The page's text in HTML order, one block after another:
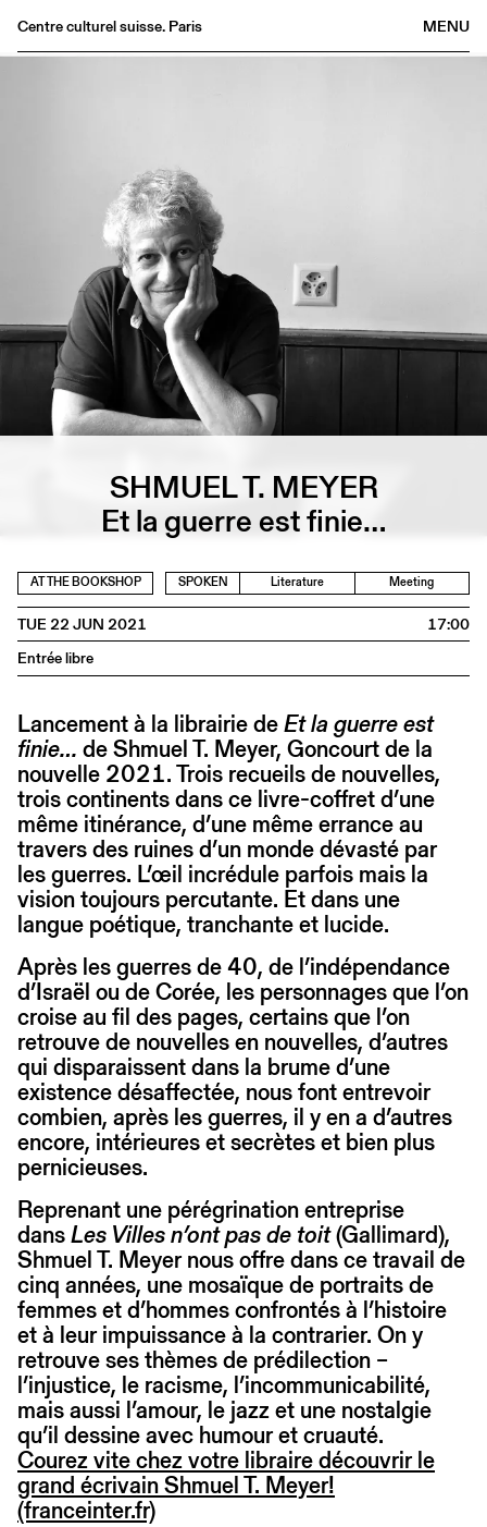
MENU
Centre culturel suisse. Paris
SHMUEL T. MEYER
Et la guerre est finie…
AT THE BOOKSHOP SPOKEN Literature Meeting
TUE 22 JUN 2021
17:00
Entrée libre
Lancement à la librairie deEt la guerre est
finie… de Shmuel T. Meyer, Goncourt de la
nouvelle 2021. Trois recueils de nouvelles,
trois continents dans ce livre-coffret d’une
même itinérance, d’une même errance au
travers des ruines d’un monde dévasté par
les guerres. L’œil incrédule parfois mais la
vision toujours percutante. Et dans une
langue poétique, tranchante et lucide.
Après les guerres de 40, de l’indépendance
d’Israël ou de Corée, les personnages que l’on
croise au fil des pages, certains que l’on
retrouve de nouvelles en nouvelles, d’autres
qui disparaissent dans la brume d’une
existence désaffectée, nous font entrevoir
combien, après les guerres, il y en a d’autres
encore, intérieures et secrètes et bien plus
pernicieuses.
Reprenant une pérégrination entreprise
dansLes Villes n’ont pas de toit(Gallimard),
Shmuel T. Meyer nous offre dans ce travail de
cinq années, une mosaïque de portraits de
femmes et d’hommes confrontés à l’histoire
et à leur impuissance à la contrarier. On y
retrouve ses thèmes de prédilection –
l’injustice, le racisme, l’incommunicabilité,
mais aussi l’amour, le jazz et une nostalgie
qu’il dessine avec humour et cruauté.
Courez vite chez votre libraire découvrir le
grand écrivain Shmuel T. Meyer!
(franceinter.fr)